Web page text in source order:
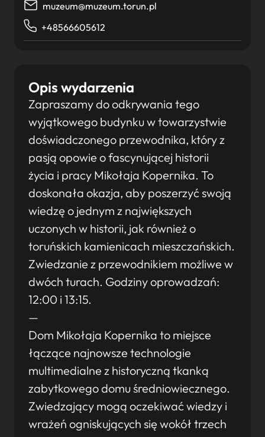
Opis wydarzenia
Zapraszamy do odkrywania tego
wyjątkowego budynku w towarzystwie
doświadczonego przewodnika, który z
pasją opowie o fascynującej historii
życia i pracy Mikołaja Kopernika. To
doskonała okazja, aby poszerzyć swoją
wiedzę o jednym z największych
uczonych w historii, jak również o
toruńskich kamienicach mieszczańskich.
Zwiedzanie z przewodnikiem możliwe w
dwóch turach. Godziny oprowadzań:
12:00 i 13:15.
—
Dom Mikołaja Kopernika to miejsce
łączące najnowsze technologie
multimedialne z historyczną tkanką
zabytkowego domu średniowiecznego.
Zwiedzający mogą oczekiwać wiedzy i
wrażeń ogniskujących się wokół trzech
muzeum@muzeum.torun.pl
+48566605612